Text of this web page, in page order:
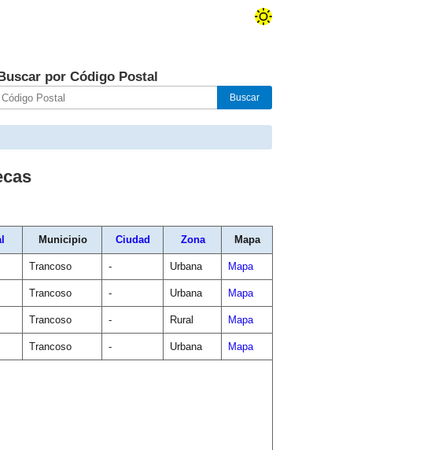
por Código Postal
Municipio Ciudad Zona Mapa
Trancoso - Urbana Mapa
Trancoso - Urbana Mapa
Trancoso - Rural Mapa
Trancoso - Urbana Mapa